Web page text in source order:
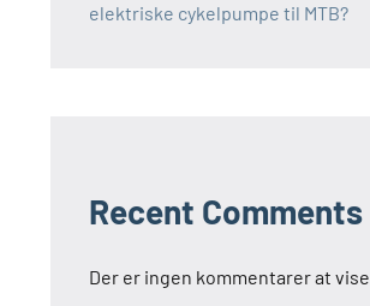
elektriske cykelpumpe til MTB?
Recent Comments
Der er ingen kommentarer at vise.